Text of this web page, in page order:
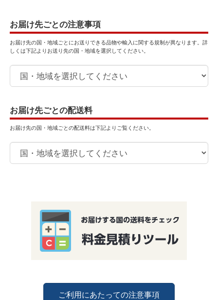
お届け先ごとの注意事項
お届け先の国・地域ごとにお送りできる品物や輸入に関する規制が異なります。詳
しくは下記よりお送り先の国・地域を選択してください。
お届け先ごとの配送料
お届け先の国・地域ごとの配送料は下記よりご覧ください。
ご利用にあたっての注意事項